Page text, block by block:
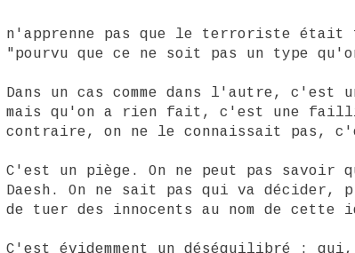
n'apprenne pas que le terroriste
"pourvu que ce ne soit pas un type
Dans un cas comme dans l'autre,
mais qu'on a rien fait, c'est une
contraire, on ne le connaissait pas,
C'est un piège. On ne peut pas savoir
Daesh. On ne sait pas qui va décider,
de tuer des innocents au nom de cette
C'est évidemment un déséquilibré :